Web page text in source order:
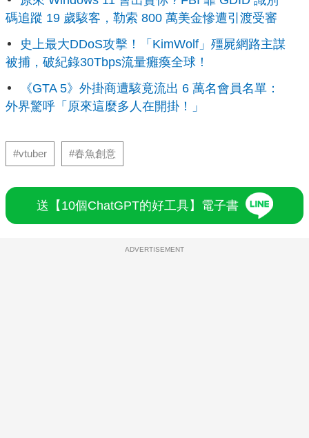
碼追蹤 19 歲駭客，勒索 800 萬美金慘遭引渡受審
史上最大DDoS攻擊！「KimWolf」殭屍網路主謀
被捕，破紀錄30Tbps流量癱瘓全球！
《GTA 5》外掛商遭駭竟流出 6 萬名會員名單：
外界驚呼「原來這麼多人在開掛！」
#vtuber #春魚創意
送【10個ChatGPT的好工具】電子書
ADVERTISEMENT